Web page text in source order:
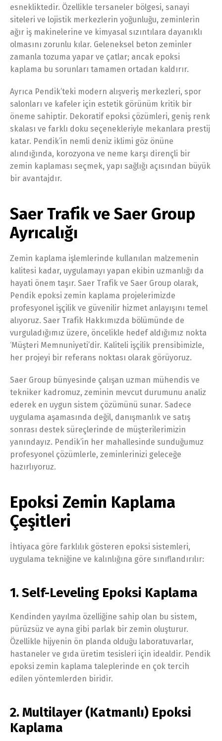
esnekliktedir. Özellikle tersaneler bölgesi, sanayi
siteleri ve lojistik merkezlerin yoğunluğu, zeminlerin
ağır iş makinelerine ve kimyasal sızıntılara dayanıklı
olmasını zorunlu kılar. Geleneksel beton zeminler
zamanla tozuma yapar ve çatlar; ancak epoksi
kaplama bu sorunları tamamen ortadan kaldırır.
Ayrıca Pendik’teki modern alışveriş merkezleri, spor
salonları ve kafeler için estetik görünüm kritik bir
öneme sahiptir. Dekoratif epoksi çözümleri, geniş renk
skalası ve farklı doku seçenekleriyle mekanlara prestij
katar. Pendik’in nemli deniz iklimi göz önüne
alındığında, korozyona ve neme karşı dirençli bir
zemin kaplaması seçmek, yapı sağlığı açısından büyük
bir avantajdır.
Saer Trafik ve Saer Group
Ayrıcalığı
Zemin kaplama işlemlerinde kullanılan malzemenin
kalitesi kadar, uygulamayı yapan ekibin uzmanlığı da
hayati önem taşır. Saer Trafik ve Saer Group olarak,
Pendik epoksi zemin kaplama projelerimizde
profesyonel işçilik ve güvenilir hizmet anlayışını temel
alıyoruz. Saer Trafik Hakkımızda bölümünde de
vurguladığımız üzere, öncelikle hedef aldığımız nokta
‘Müşteri Memnuniyeti’dir. Kaliteli işçilik prensibimizle,
her projeyi bir referans noktası olarak görüyoruz.
Saer Group bünyesinde çalışan uzman mühendis ve
tekniker kadromuz, zeminin mevcut durumunu analiz
ederek en uygun sistem çözümünü sunar. Sadece
uygulama aşamasında değil, danışmanlık ve satış
sonrası destek süreçlerinde de müşterilerimizin
yanındayız. Pendik’in her mahallesinde sunduğumuz
profesyonel çözümlerle, zeminlerinizi geleceğe
hazırlıyoruz.
Epoksi Zemin Kaplama
Çeşitleri
İhtiyaca göre farklılık gösteren epoksi sistemleri,
uygulama tekniğine ve kalınlığına göre sınıflandırılır:
1. Self-Leveling Epoksi Kaplama
Kendinden yayılma özelliğine sahip olan bu sistem,
pürüzsüz ve ayna gibi parlak bir zemin oluşturur.
Özellikle hijyenin ön planda olduğu laboratuvarlar,
hastaneler ve gıda üretim tesisleri için idealdir. Pendik
epoksi zemin kaplama taleplerinde en çok tercih
edilen yöntemlerden biridir.
2. Multilayer (Katmanlı) Epoksi
Kaplama